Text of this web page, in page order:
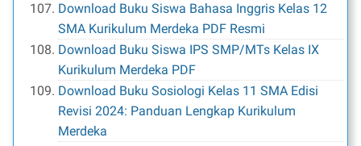
Download Buku Siswa Bahasa Inggris Kelas 12
SMA Kurikulum Merdeka PDF Resmi
Download Buku Siswa IPS SMP/MTs Kelas IX
Kurikulum Merdeka PDF
Download Buku Sosiologi Kelas 11 SMA Edisi
Revisi 2024: Panduan Lengkap Kurikulum
Merdeka